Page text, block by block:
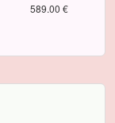
589.00 €